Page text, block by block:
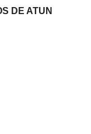
DE ATUN